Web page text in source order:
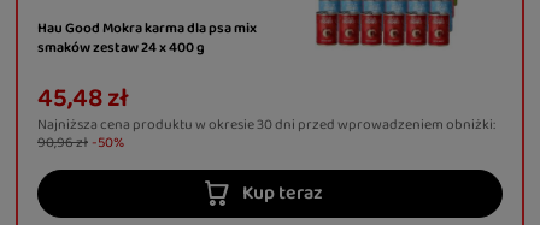
Hau Good Mokra karma dla psa mix
smaków zestaw 24 x 400 g
45,48 zł
Najniższa cena produktu w okresie 30 dni przed wprowadzeniem obniżki:
90,96 zł -50%
Kup teraz